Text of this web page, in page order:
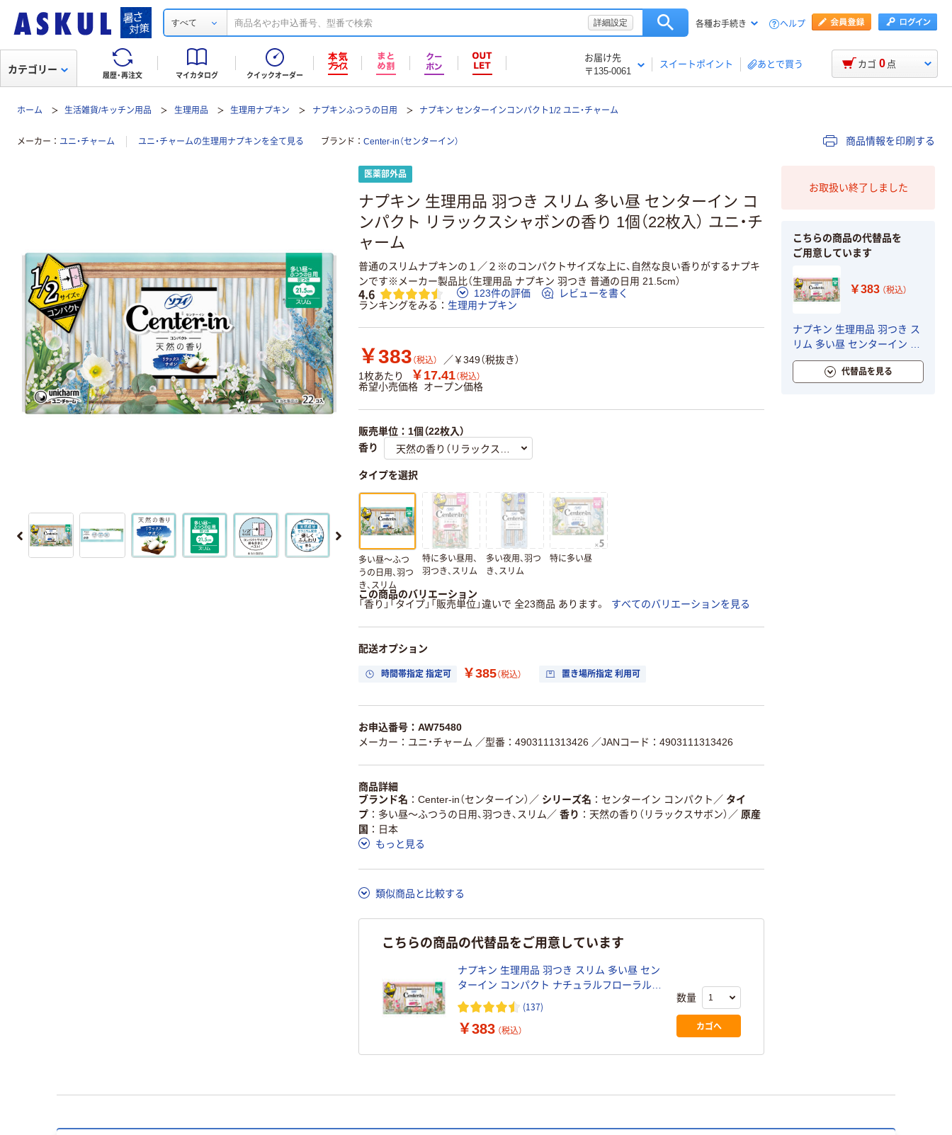
すべて 詳細設定 各種お手続き ヘルプ
履歴・再注文 マイカタログ クイックオーダー
お届け先
〒135-0061
スイートポイント あとで買う
カテゴリー カゴ 0 点
ホーム 生活雑貨/キッチン用品 生理用品 生理用ナプキン ナプキンふつうの日用 ナプキン センターインコンパクト1/2 ユニ・チャーム
メーカー ユニ・チャーム ユニ・チャームの生理用ナプキンを全て見る ブランド Center-in（センターイン） 商品情報を印刷する
医薬部外品
ナプキン 生理用品 羽つき スリム 多い昼 センターイン コ
ンパクト リラックスシャボンの香り 1個（22枚入） ユニ・チ
ャーム
普通のスリムナプキンの１／２※のコンパクトサイズな上に、自然な良い香りがするナプキ
ンです※メーカー製品比（生理用品 ナプキン 羽つき 普通の日用 21.5cm）
4.6 123件の評価
レビューを書く
ランキングをみる
生理用ナプキン
￥383 （税込）
／￥349（税抜き）
1枚あたり
￥17.41（税込）
希望小売価格 オープン価格
販売単位：1個（22枚入）
香り
タイプを選択
多い昼～ふつ
うの日用、羽つ
き、スリム
特に多い昼用、
羽つき、スリム
多い夜用、羽つ
き、スリム
特に多い昼
この商品のバリエーション
「香り」「タイプ」「販売単位」違いで 全23商品 あります。
すべてのバリエーションを見る
配送オプション
時間帯指定 指定可 ￥385（税込） 置き場所指定 利用可
お申込番号：AW75480
メーカー：ユニ・チャーム ／型番：4903111313426 ／JANコード：4903111313426
商品詳細
ブランド名
Center-in（センターイン） ／ シリーズ名 センターイン コンパクト ／ タイ
プ
多い昼～ふつうの日用、羽つき、スリム ／ 香り 天然の香り（リラックスサボン） ／ 原産
国
日本
もっと見る
類似商品と比較する
こちらの商品の代替品をご用意しています
ナプキン 生理用品 羽つき スリム 多い昼 セン
ターイン コンパクト ナチュラルフローラルの
香り 1個（22枚入） ユニ・チャーム
(137)
￥383 （税込）
数量
カゴへ
お取扱い終了しました
こちらの商品の代替品を
ご用意しています
￥383 （税込）
ナプキン 生理用品 羽つき ス
リム 多い昼 センターイン コ
ンパクト ナチュラルフロー
ラルの香り 1個（22枚入） ユ
代替品を見る